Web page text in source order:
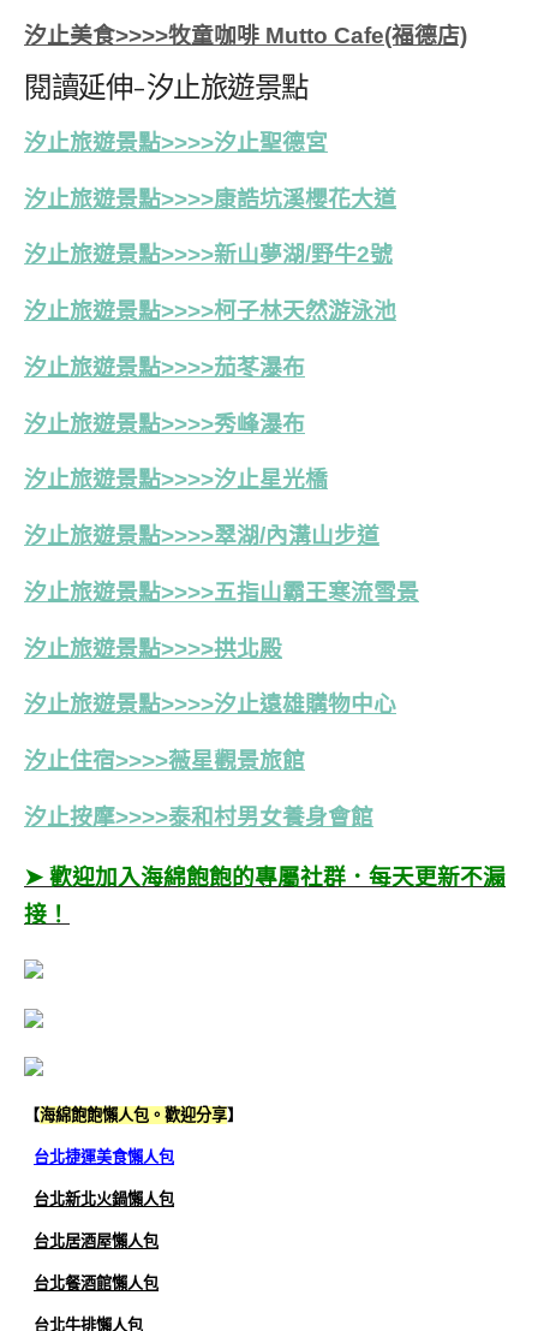
汐止美食>>>>牧童咖啡 Mutto Cafe(福德店)
閱讀延伸-汐止旅遊景點
汐止旅遊景點>>>>汐止聖德宮
汐止旅遊景點>>>>康誥坑溪櫻花大道
汐止旅遊景點>>>>新山夢湖/野牛2號
汐止旅遊景點>>>>柯子林天然游泳池
汐止旅遊景點>>>>茄苳瀑布
汐止旅遊景點>>>>秀峰瀑布
汐止旅遊景點>>>>汐止星光橋
汐止旅遊景點>>>>翠湖/內溝山步道
汐止旅遊景點>>>>五指山霸王寒流雪景
汐止旅遊景點>>>>拱北殿
汐止旅遊景點>>>>汐止遠雄購物中心
汐止住宿>>>>薇星觀景旅館
汐止按摩>>>>泰和村男女養身會館
➤ 歡迎加入海綿飽飽的專屬社群．每天更新不漏
接！
【海綿飽飽懶人包。歡迎分享】
台北捷運美食懶人包
台北新北火鍋懶人包
台北居酒屋懶人包
台北餐酒館懶人包
台北牛排懶人包